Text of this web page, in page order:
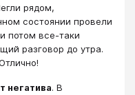
рядом,
состоянии провели
потом все-таки
разговор до утра.
негатива. В